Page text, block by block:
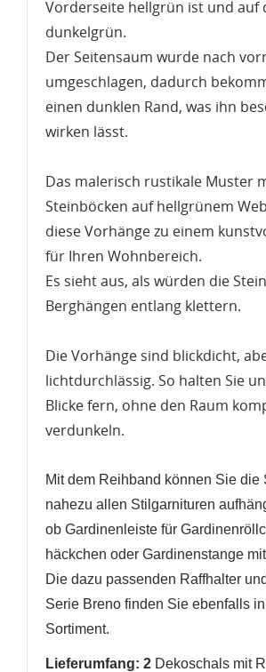
Vorderseite hellgrün ist und auf
dunkelgrün.
Der Seitensaum wurde nach
umgeschlagen, dadurch
einen dunklen Rand, was ihn
wirken lässt.
Das malerisch rustikale Muster
Steinböcken auf hellgrünem
diese Vorhänge zu einem
für Ihren Wohnbereich.
Es sieht aus, als würden die
Berghängen entlang klettern.
Die Vorhänge sind blickdicht,
lichtdurchlässig. So halten Sie
Blicke fern, ohne den Raum
verdunkeln.
Mit dem Reihband können Sie die
nahezu allen Stilgarnituren
ob Gardinenleiste für
häckchen oder Gardinenstange
Die dazu passenden Raffhalter
Serie Breno finden Sie ebenfalls
Sortiment.
Lieferumfang: 2 Dekoschals mit
AUF MEINE
add_circle_outline
WUNSCHLISTE
Name der Wunschliste
ANMELDEN
Sie müssen angemeldet sein, um Artikel
Wunschliste hinzufügen zu können.